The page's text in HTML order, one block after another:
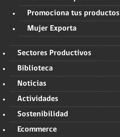
Promociona tus
Mujer Exporta
Sectores Productivos
Biblioteca
Noticias
Actividades
Sostenibilidad
Ecommerce